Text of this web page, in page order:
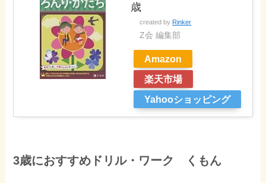
歳
created by Rinker
Z会 編集部
Amazon
楽天市場
Yahooショッピング
3歳におすすめドリル・ワーク くもん